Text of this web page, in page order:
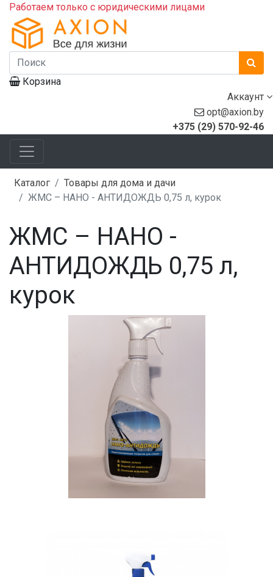
Работаем только с юридическими лицами
Корзина
Аккаунт
opt@axion.by
+375 (29) 570-92-46
Каталог
Товары для дома и дачи
ЖМС – НАНО - АНТИДОЖДЬ 0,75 л, курок
ЖМС – НАНО -
АНТИДОЖДЬ 0,75 л,
курок